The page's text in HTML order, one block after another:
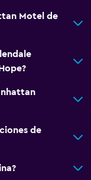
Motel de
de